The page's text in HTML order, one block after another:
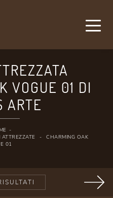
VOGUE 01 DI
ARTE
-
ATTREZZATE -
CHARMING OAK
01